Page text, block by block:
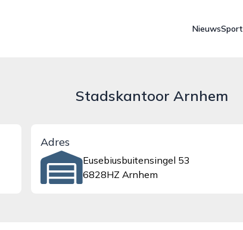
NieuwsSport
Stadskantoor Arnhem
Adres
Eusebiusbuitensingel 53
6828HZ Arnhem